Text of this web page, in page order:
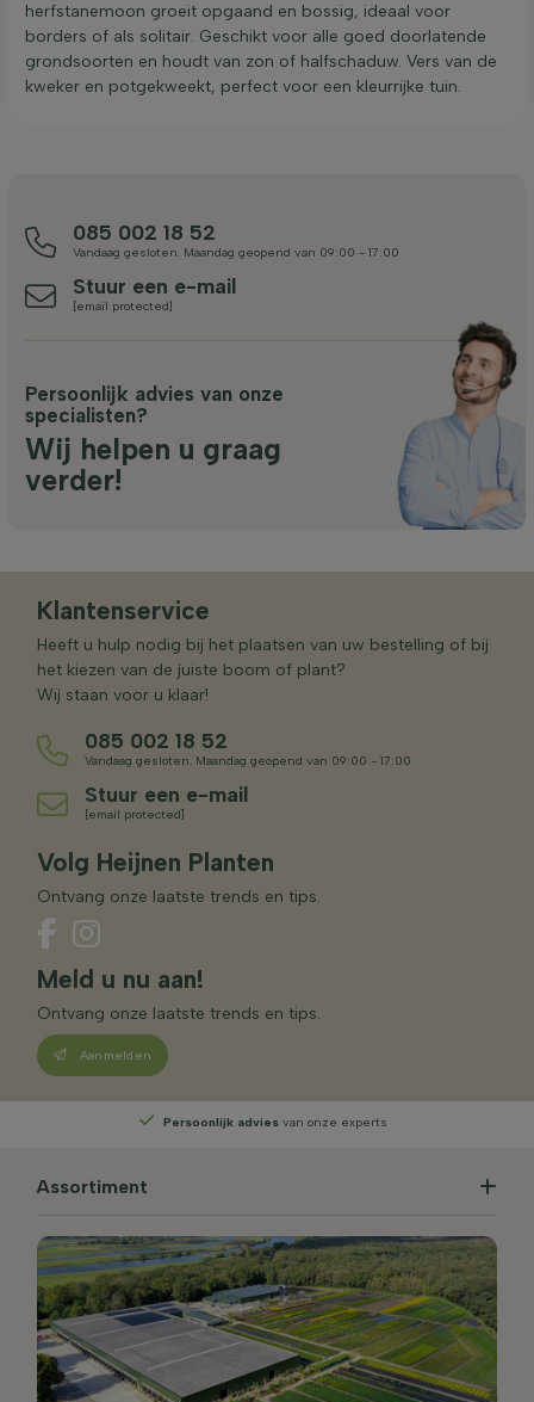
herfstanemoon groeit opgaand en bossig, ideaal voor
borders of als solitair. Geschikt voor alle goed doorlatende
grondsoorten en houdt van zon of halfschaduw. Vers van de
kweker en potgekweekt, perfect voor een kleurrijke tuin.
085 002 18 52
Vandaag gesloten. Maandag geopend van 09:00 - 17:00
Stuur een e-mail
[email protected]
Persoonlijk advies van onze
specialisten?
Wij helpen u graag
verder!
Klantenservice
Heeft u hulp nodig bij het plaatsen van uw bestelling of bij
het kiezen van de juiste boom of plant?
Wij staan voor u klaar!
085 002 18 52
Vandaag gesloten. Maandag geopend van 09:00 - 17:00
Stuur een e-mail
[email protected]
Volg Heijnen Planten
Ontvang onze laatste trends en tips.
Meld u nu aan!
Ontvang onze laatste trends en tips.
Aanmelden
Persoonlijk advies van onze experts
Assortiment